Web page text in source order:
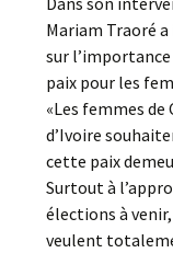
Mariam Traoré
sur l’importance
paix pour les
«Les femmes de
d’Ivoire
cette paix
Surtout à
élections à
veulent